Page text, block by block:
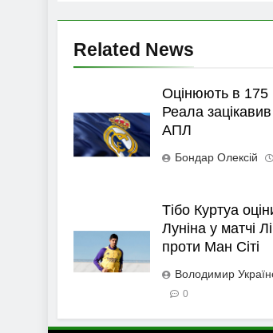
Related News
Оцінюють в 175
Реала
АПЛ
Бондар Олексій
Тібо Куртуа
Луніна у матчі
проти Ман Сіті
Володимир
0